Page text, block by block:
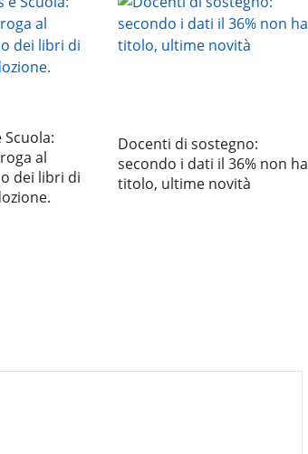
al
dei libri di
Docenti di sostegno:
secondo i dati il 36% non ha
titolo, ultime novità